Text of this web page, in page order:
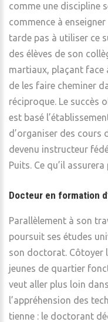
comme une discipline
commence à
tarde pas à utiliser ce
des élèves de son
martiaux, plaçant face
de les faire cheminer
réciproque. Le succès
est basé
d’organiser des cours
devenu instructeur
Puits. Ce qu’il
Docteur en formation
Parallèlement à son
poursuit ses études
son doctorat. Côtoyer
jeunes de quartier
veut aller plus loin
l’appréhension des
tienne : le doctorant